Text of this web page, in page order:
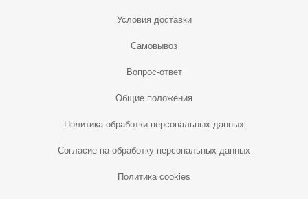
Условия доставки
Самовывоз
Вопрос-ответ
Общие положения
Политика обработки персональных данных
Согласие на обработку персональных данных
Политика cookies